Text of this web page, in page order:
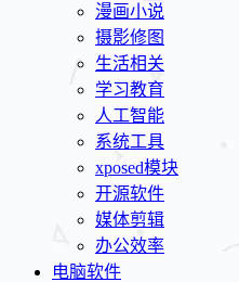
漫画小说
摄影修图
生活相关
学习教育
人工智能
系统工具
xposed模块
开源软件
媒体剪辑
办公效率
电脑软件